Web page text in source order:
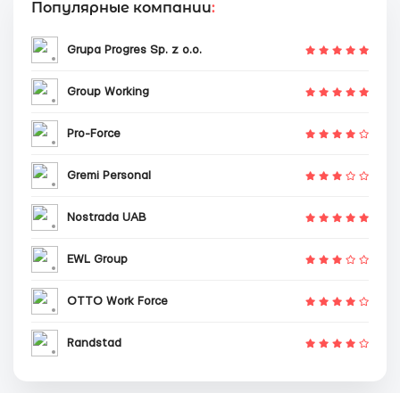
Популярные компании:
Grupa Progres Sp. z o.o.
Group Working
Pro-Force
Gremi Personal
Nostrada UAB
EWL Group
OTTO Work Force
Randstad